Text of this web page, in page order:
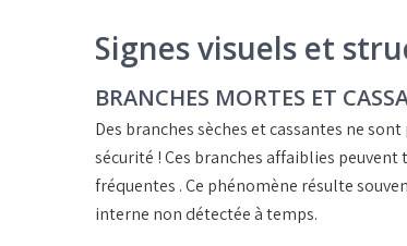
Signes visuels et
BRANCHES MORTES ET
Des branches sèches et cassantes ne
sécurité ! Ces branches affaiblies
fréquentes . Ce phénomène résulte
interne non détectée à temps.